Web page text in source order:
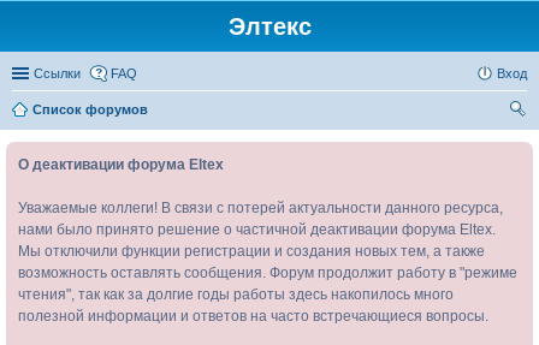
Элтекс
Ссылки FAQ Вход
Список форумов
О деактивации форума Eltex
Уважаемые коллеги! В связи с потерей актуальности данного ресурса,
нами было принято решение о частичной деактивации форума Eltex.
Мы отключили функции регистрации и создания новых тем, а также
возможность оставлять сообщения. Форум продолжит работу в "режиме
чтения", так как за долгие годы работы здесь накопилось много
полезной информации и ответов на часто встречающиеся вопросы.